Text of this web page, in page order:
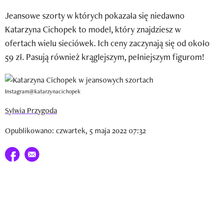
Wizaz Summer Influ School
Mój profil / Zarejestruj się
Jeansowe szorty w których pokazała się niedawno
Katarzyna Cichopek to model, który znajdziesz w
ofertach wielu sieciówek. Ich ceny zaczynają się od około
59 zł. Pasują również krąglejszym, pełniejszym figurom!
Instagram@katarzynacichopek
Sylwia Przygoda
Opublikowano: czwartek, 5 maja 2022 07:32
Udostępnij na facebook
E-mail do przyjaciela